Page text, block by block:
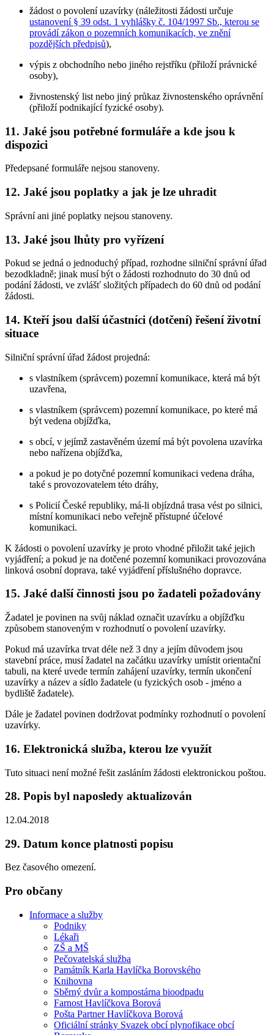
žádost o povolení uzavírky (náležitosti žádosti určuje
ustanovení § 39 odst. 1 vyhlášky č. 104/1997 Sb., kterou se
provádí zákon o pozemních komunikacích, ve znění
pozdějších předpisů),
výpis z obchodního nebo jiného rejstříku (přiloží právnické
osoby),
živnostenský list nebo jiný průkaz živnostenského oprávnění
(přiloží podnikající fyzické osoby).
11. Jaké jsou potřebné formuláře a kde jsou k
dispozici
Předepsané formuláře nejsou stanoveny.
12. Jaké jsou poplatky a jak je lze uhradit
Správní ani jiné poplatky nejsou stanoveny.
13. Jaké jsou lhůty pro vyřízení
Pokud se jedná o jednoduchý případ, rozhodne silniční správní úřad
bezodkladně; jinak musí být o žádosti rozhodnuto do 30 dnů od
podání žádosti, ve zvlášť složitých případech do 60 dnů od podání
žádosti.
14. Kteří jsou další účastníci (dotčení) řešení životní
situace
Silniční správní úřad žádost projedná:
s vlastníkem (správcem) pozemní komunikace, která má být
uzavřena,
s vlastníkem (správcem) pozemní komunikace, po které má
být vedena objížďka,
s obcí, v jejímž zastavěném území má být povolena uzavírka
nebo nařízena objížďka,
a pokud je po dotyčné pozemní komunikaci vedena dráha,
také s provozovatelem této dráhy,
s Policií České republiky, má-li objízdná trasa vést po silnici,
místní komunikaci nebo veřejně přístupné účelové
komunikaci.
K žádosti o povolení uzavírky je proto vhodné přiložit také jejich
vyjádření; a pokud je na dotčené pozemní komunikaci provozována
linková osobní doprava, také vyjádření příslušného dopravce.
15. Jaké další činnosti jsou po žadateli požadovány
Žadatel je povinen na svůj náklad označit uzavírku a objížďku
způsobem stanoveným v rozhodnutí o povolení uzavírky.
Pokud má uzavírka trvat déle než 3 dny a jejím důvodem jsou
stavební práce, musí žadatel na začátku uzavírky umístit orientační
tabuli, na které uvede termín zahájení uzavírky, termín ukončení
uzavírky a název a sídlo žadatele (u fyzických osob - jméno a
bydliště žadatele).
Dále je žadatel povinen dodržovat podmínky rozhodnutí o povolení
uzavírky.
16. Elektronická služba, kterou lze využít
Tuto situaci není možné řešit zasláním žádosti elektronickou poštou.
28. Popis byl naposledy aktualizován
12.04.2018
29. Datum konce platnosti popisu
Bez časového omezení.
Pro občany
Informace a služby
Podniky
Lékaři
ZŠ a MŠ
Pečovatelská služba
Památník Karla Havlíčka Borovského
Knihovna
Sběrný dvůr a kompostárna bioodpadu
Farnost Havlíčkova Borová
Pošta Partner Havlíčkova Borová
Oficiální stránky Svazek obcí plynofikace obcí